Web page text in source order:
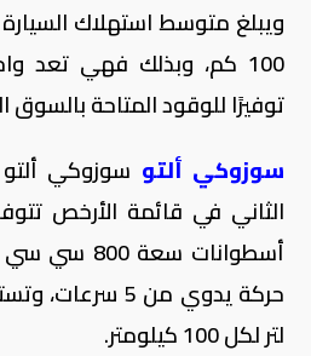
100 كم، وبذلك فهي تعد
توفيرًا للوقود المتاحة بالسوق
سوزوكي ألتو سوزوكي ألتو
لتر لكل 100 كيلومتر.